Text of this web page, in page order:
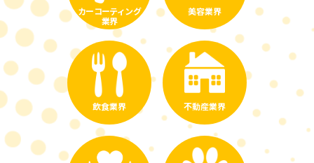
カーコーティング
業界
美容業界
飲食業界 不動産業界